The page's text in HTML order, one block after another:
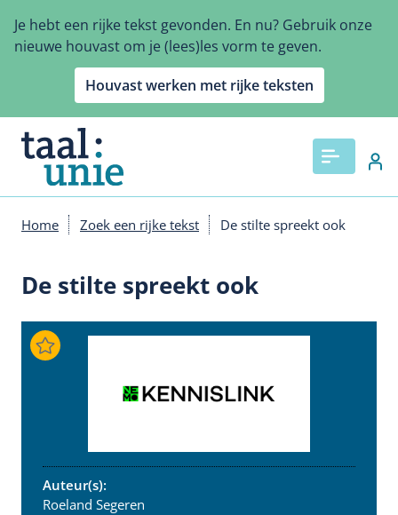
en
naar
gaan
Je hebt een rijke tekst gevonden. En nu? Gebruik onze
nieuwe houvast om je (lees)les vorm te geven.
Houvast werken met rijke teksten
Home Zoek een rijke tekst De stilte spreekt ook
De stilte spreekt ook
Auteur(s):
Roeland Segeren